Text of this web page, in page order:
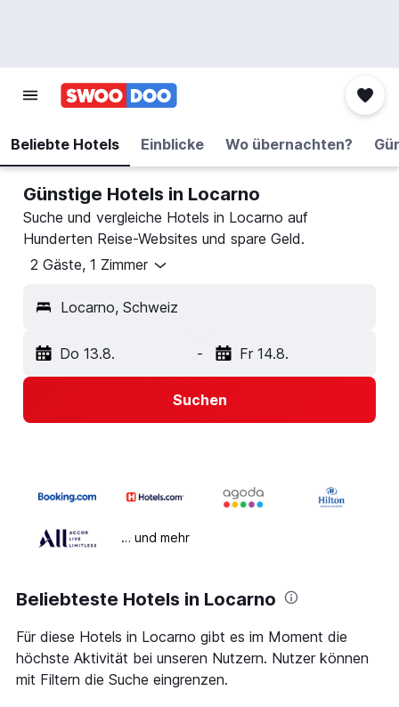
Beliebte Hotels Einblicke Wo übernachten?
Günstige Hotels in Locarno
Suche und vergleiche Hotels in Locarno auf
Hunderten Reise-Websites und spare Geld.
2 Gäste, 1 Zimmer
Locarno, Schweiz
Do 13.8. - Fr 14.8.
Suchen
… und mehr
Beliebteste Hotels in Locarno
Für diese Hotels in Locarno gibt es im Moment die
höchste Aktivität bei unseren Nutzern. Nutzer können
mit Filtern die Suche eingrenzen.